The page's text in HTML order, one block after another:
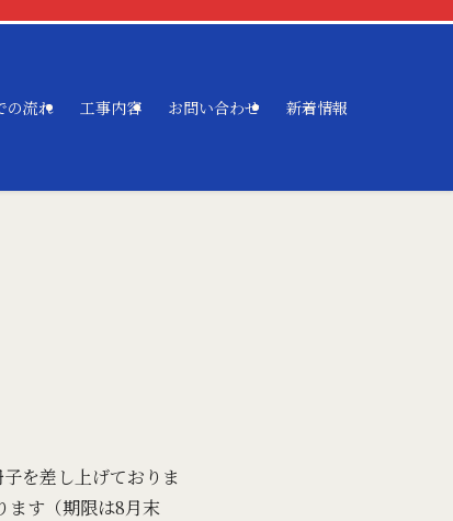
の流れ 工事内容 お問い合わせ 新着情報
を差し上げておりま
ます（期限は8月末